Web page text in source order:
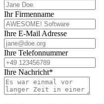
Ihr Firmenname
Ihre E-Mail Adresse
Ihre Telefonnummer
Ihre Nachricht*